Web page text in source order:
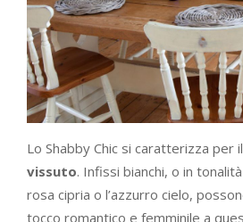
Lo Shabby Chic si caratterizza per
vissuto. Infissi bianchi, o in tonalità
rosa cipria o l’azzurro cielo,
tocco romantico e femminile a